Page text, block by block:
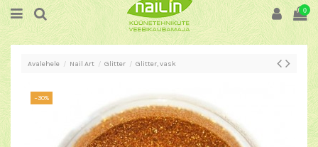
0
Avalehele Nail Art Glitter Glitter, vask
−30%